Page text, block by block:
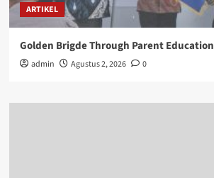
ARTIKEL
Golden Brigde Through Parent Education
admin Agustus 2, 2026 0